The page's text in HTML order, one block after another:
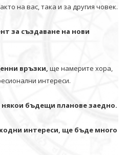
на вас, така и за другия човек.
за създаване на нови
връзки, ще намерите хора,
интереси.
бъдещи планове заедно.
интереси, ще бъде много